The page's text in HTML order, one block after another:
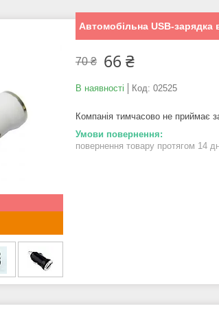
Автомобільна USB-зарядка
70 ₴ 66 ₴
В наявності Код: 02525
Компанія тимчасово не приймає
повернення товару протягом 14